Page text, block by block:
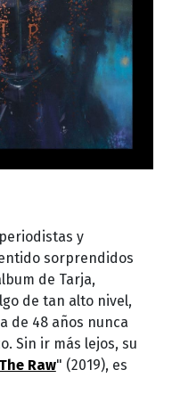
y
sorprendidos
de Tarja,
de tan alto nivel,
de 48 años nunca
Sin ir más lejos, su
Raw" (2019), es